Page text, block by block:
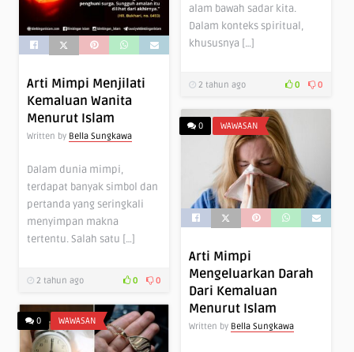
alam bawah sadar kita.
Dalam konteks spiritual,
khususnya […]
2 tahun ago 0 0
Arti Mimpi Menjilati
Kemaluan Wanita
Menurut Islam
Written by Bella Sungkawa
Dalam dunia mimpi,
terdapat banyak simbol dan
pertanda yang seringkali
menyimpan makna
tertentu. Salah satu […]
2 tahun ago 0 0
0 WAWASAN
Arti Mimpi
Mengeluarkan Darah
Dari Kemaluan
Menurut Islam
Written by Bella Sungkawa
0 WAWASAN